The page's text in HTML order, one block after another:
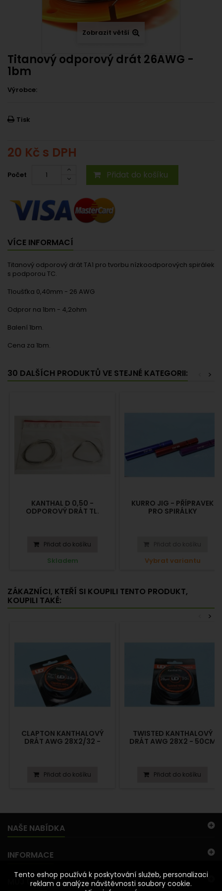
Tento eshop používá k poskytování služeb, personalizaci
reklam a analýze návštěvnosti soubory cookie.
Zobrazit větší
Titanový odporový drát 26AWG -
1bm
Výrobce:
Tisk
20 Kč s DPH
Počet Přidat do košíku
VÍCE INFORMACÍ
Titanový odporový drát TA1 pro tvorbu nízkoodporových spirálek
s podporou TC.
Tloušťka 0,40mm - 26 AWG
Odpror na 1bm - 4,2ohm
Balení 1bm.
Cena za 1bm.
30 DALŠÍCH PRODUKTŮ VE STEJNÉ KATEGORII: >
KANTHAL D 0,50 -
ODPOROVÝ DRÁT TL.
Přidat do košíku
Skladem
KURRO JIG - PŘÍPRAVEK
PRO SPIRÁLKY
Přidat do košíku
Vybrat variantu
ZÁKAZNÍCI, KTEŘÍ SI KOUPILI TENTO PRODUKT,
KOUPILI TAKÉ:
>
CLAPTON KANTHALOVÝ
DRÁT AWG 28X2/32 -
Přidat do košíku
TWISTED KANTHALOVÝ
DRÁT AWG 28X2 - 50CM
Přidat do košíku
NAŠE NABÍDKA
INFORMACE
MŮJ ÚČET